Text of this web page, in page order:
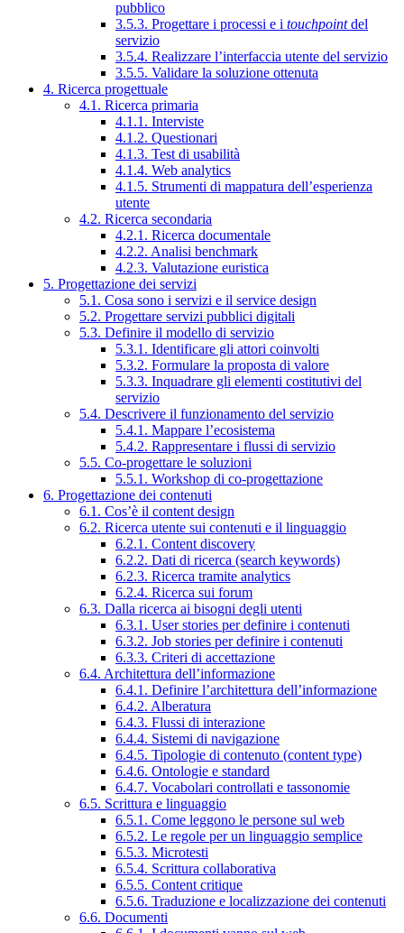
pubblico
3.5.3. Progettare i processi e i touchpointdel
servizio
3.5.4. Realizzare l’interfaccia utente del servizio
3.5.5. Validare la soluzione ottenuta
4. Ricerca progettuale
4.1. Ricerca primaria
4.1.1. Interviste
4.1.2. Questionari
4.1.3. Test di usabilità
4.1.4. Web analytics
4.1.5. Strumenti di mappatura dell’esperienza
utente
4.2. Ricerca secondaria
4.2.1. Ricerca documentale
4.2.2. Analisi benchmark
4.2.3. Valutazione euristica
5. Progettazione dei servizi
5.1. Cosa sono i servizi e il service design
5.2. Progettare servizi pubblici digitali
5.3. Definire il modello di servizio
5.3.1. Identificare gli attori coinvolti
5.3.2. Formulare la proposta di valore
5.3.3. Inquadrare gli elementi costitutivi del
servizio
5.4. Descrivere il funzionamento del servizio
5.4.1. Mappare l’ecosistema
5.4.2. Rappresentare i flussi di servizio
5.5. Co-progettare le soluzioni
5.5.1. Workshop di co-progettazione
6. Progettazione dei contenuti
6.1. Cos’è il content design
6.2. Ricerca utente sui contenuti e il linguaggio
6.2.1. Content discovery
6.2.2. Dati di ricerca (search keywords)
6.2.3. Ricerca tramite analytics
6.2.4. Ricerca sui forum
6.3. Dalla ricerca ai bisogni degli utenti
6.3.1. User stories per definire i contenuti
6.3.2. Job stories per definire i contenuti
6.3.3. Criteri di accettazione
6.4. Architettura dell’informazione
6.4.1. Definire l’architettura dell’informazione
6.4.2. Alberatura
6.4.3. Flussi di interazione
6.4.4. Sistemi di navigazione
6.4.5. Tipologie di contenuto (content type)
6.4.6. Ontologie e standard
6.4.7. Vocabolari controllati e tassonomie
6.5. Scrittura e linguaggio
6.5.1. Come leggono le persone sul web
6.5.2. Le regole per un linguaggio semplice
6.5.3. Microtesti
6.5.4. Scrittura collaborativa
6.5.5. Content critique
6.5.6. Traduzione e localizzazione dei contenuti
6.6. Documenti